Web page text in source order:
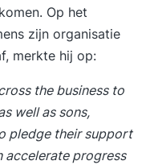
Op het
zijn organisatie
merkte hij op:
the business to
well as sons,
pledge their support
accelerate progress